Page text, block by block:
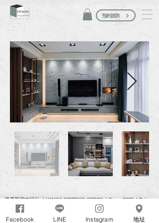
預約諮詢
路莫斯室內設計 / LUMOS INTERIOR DESIGN / Since 2022 / Tainan
連絡電話:
06-6015055
Facebook LINE Instagram 地址